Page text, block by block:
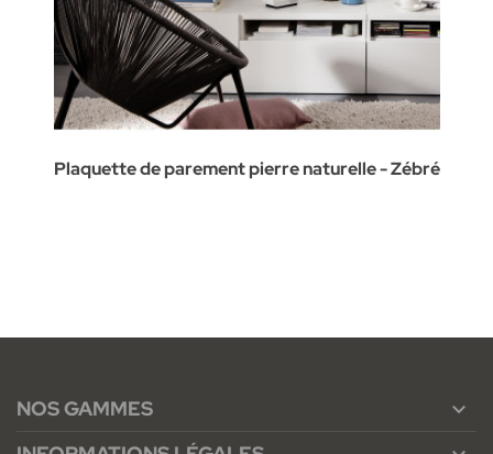
Plaquette de parement pierre naturelle - Zébré
NOS GAMMES 